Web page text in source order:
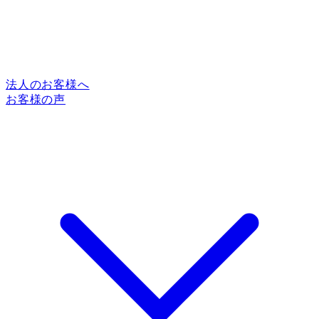
法人のお客様へ
お客様の声